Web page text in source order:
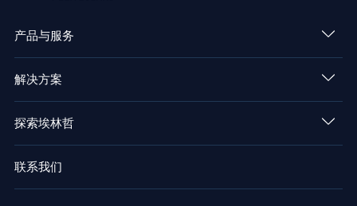
产品与服务
解决方案
探索埃林哲
联系我们